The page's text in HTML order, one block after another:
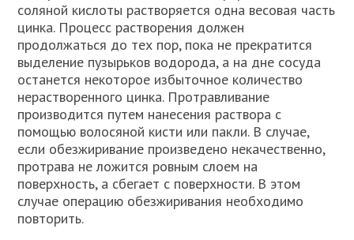
соляной кислоты растворяется одна весовая часть
цинка. Процесс растворения должен
продолжаться до тех пор, пока не прекратится
выделение пузырьков водорода, а на дне сосуда
останется некоторое избыточное количество
нерастворенного цинка. Протравливание
производится путем нанесения раствора с
помощью волосяной кисти или пакли. В случае,
если обезжиривание произведено некачественно,
протрава не ложится ровным слоем на
поверхность, а сбегает с поверхности. В этом
случае операцию обезжиривания необходимо
повторить.